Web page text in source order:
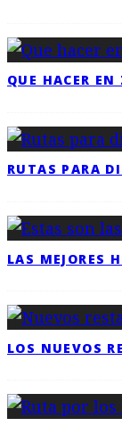
QUE HACER
RUTAS PARA
LAS MEJORES
LOS NUEVOS